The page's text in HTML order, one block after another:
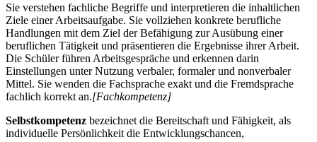
Sie verstehen fachliche Begriffe und interpretieren die inhaltlichen
Ziele einer Arbeitsaufgabe. Sie vollziehen konkrete berufliche
Handlungen mit dem Ziel der Befähigung zur Ausübung einer
beruflichen Tätigkeit und präsentieren die Ergebnisse ihrer Arbeit.
Die Schüler führen Arbeitsgespräche und erkennen darin
Einstellungen unter Nutzung verbaler, formaler und nonverbaler
Mittel. Sie wenden die Fachsprache exakt und die Fremdsprache
fachlich korrekt an.[Fachkompetenz]
Selbstkompetenz bezeichnet die Bereitschaft und Fähigkeit, als
individuelle Persönlichkeit die Entwicklungschancen,